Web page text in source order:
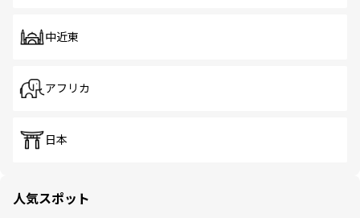
中近東
アフリカ
日本
人気スポット